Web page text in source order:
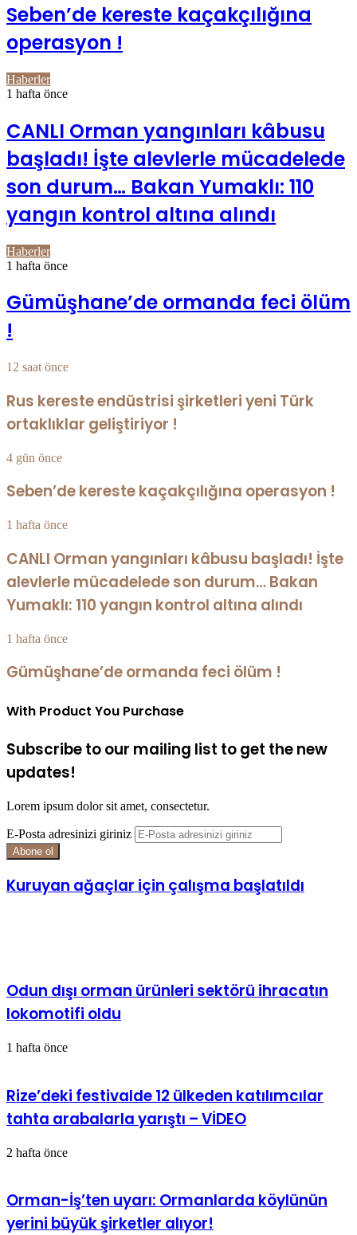
Seben’de kereste kaçakçılığına
operasyon !
Haberler
1 hafta önce
CANLI Orman yangınları kâbusu
başladı! İşte alevlerle mücadelede
son durum… Bakan Yumaklı: 110
yangın kontrol altına alındı
Haberler
1 hafta önce
Gümüşhane’de ormanda feci ölüm
!
12 saat önce
Rus kereste endüstrisi şirketleri yeni Türk
ortaklıklar geliştiriyor !
4 gün önce
Seben’de kereste kaçakçılığına operasyon !
1 hafta önce
CANLI Orman yangınları kâbusu başladı! İşte
alevlerle mücadelede son durum… Bakan
Yumaklı: 110 yangın kontrol altına alındı
1 hafta önce
Gümüşhane’de ormanda feci ölüm !
With Product You Purchase
Subscribe to our mailing list to get the new
updates!
Lorem ipsum dolor sit amet, consectetur.
E-Posta adresinizi giriniz
Kuruyan ağaçlar için çalışma başlatıldı
Odun dışı orman ürünleri sektörü ihracatın
lokomotifi oldu
1 hafta önce
Rize’deki festivalde 12 ülkeden katılımcılar
tahta arabalarla yarıştı – VİDEO
2 hafta önce
Orman-İş’ten uyarı: Ormanlarda köylünün
yerini büyük şirketler alıyor!